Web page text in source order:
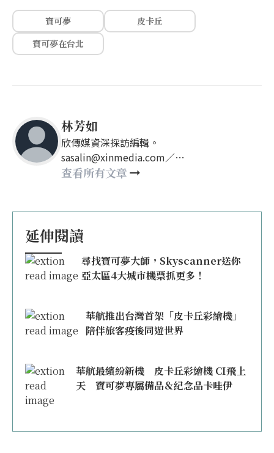
寶可夢
皮卡丘
寶可夢在台北
林芳如
欣傳媒資深採訪編輯。
sasalin@xinmedia.com／
happy21917@gmail.com
查看所有文章
延伸閱讀
尋找寶可夢大師，Skyscanner送你
亞太區4大城市機票抓更多！
華航推出台灣首架「皮卡丘彩繪機」
陪伴旅客疫後同遊世界
華航最繽紛新機 皮卡丘彩繪機 CI飛上
天 寶可夢專屬備品＆紀念品卡哇伊